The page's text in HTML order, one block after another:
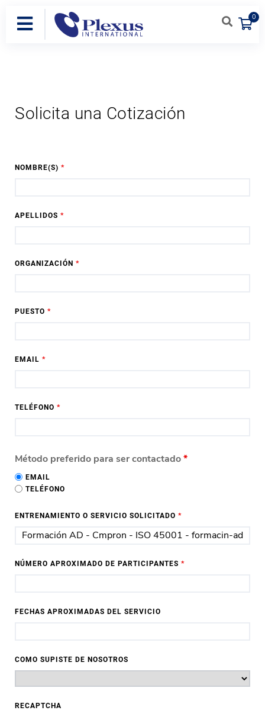
0
Solicita una Cotización
NOMBRE(S) *
APELLIDOS *
ORGANIZACIÓN *
PUESTO *
EMAIL *
TELÉFONO *
Método preferido para ser contactado*
EMAIL
TELÉFONO
ENTRENAMIENTO O SERVICIO SOLICITADO *
NÚMERO APROXIMADO DE PARTICIPANTES *
FECHAS APROXIMADAS DEL SERVICIO
COMO SUPISTE DE NOSOTROS
RECAPTCHA